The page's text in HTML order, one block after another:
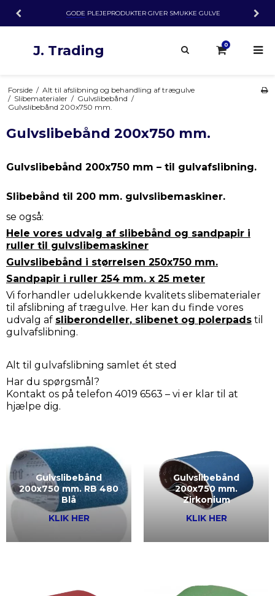
GODE PLEJEPRODUKTER GIVER SMUKKE GULVE
J. Trading 0
Forside / Alt til afslibning og behandling af trægulve
/ Slibematerialer / Gulvslibebånd /
Gulvslibebånd 200x750 mm.
Gulvslibebånd 200x750 mm.
Gulvslibebånd 200x750 mm – til gulvafslibning.
Slibebånd til 200 mm. gulvslibemaskiner.
se også:
Hele vores udvalg af slibebånd og sandpapir i
ruller til gulvslibemaskiner
Gulvslibebånd i størrelsen 250x750 mm.
Sandpapir i ruller 254 mm. x 25 meter
Vi forhandler udelukkende kvalitets slibematerialer
til afslibning af trægulve. Her kan du finde vores
udvalg af sliberondeller, slibenet og polerpads til
gulvafslibning.
Alt til gulvafslibning samlet ét sted
Har du spørgsmål?
Kontakt os på telefon 4019 6563 – vi er klar til at
hjælpe dig.
Gulvslibebånd
200x750 mm. RB 480
Blå
KLIK HER
Gulvslibebånd
200x750 mm.
Zirkonium
KLIK HER